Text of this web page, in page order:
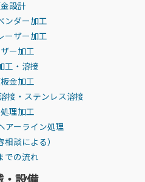
設計
ンダー加工
ーザー加工
ー加工
工・溶接
金加工
接・ステンレス溶接
理加工
アーライン処理
談による）
での流れ